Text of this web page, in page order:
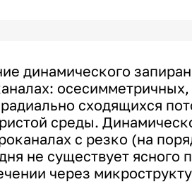
динамического
сходящихся
среды.
с резко (на
не существует ясного
через